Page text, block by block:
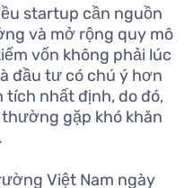
startup cần nguồn
và mở rộng quy mô
vốn không phải lúc
đầu tư có chú ý hơn
tích nhất định, do đó,
gặp khó khăn
Việt Nam ngày